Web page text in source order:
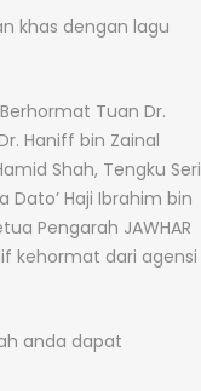
khas dengan lagu
Tuan Dr.
Haniff bin Zainal
Shah, Tengku Seri
Dato’ Haji Ibrahim bin
Pengarah JAWHAR
kehormat dari agensi
anda dapat